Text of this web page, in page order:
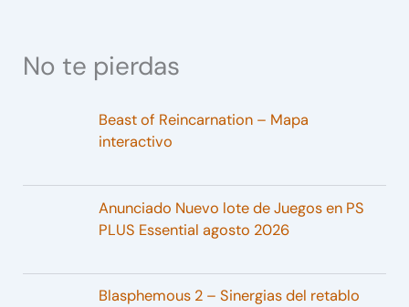
No te pierdas
Beast of Reincarnation – Mapa
interactivo
Anunciado Nuevo lote de Juegos en PS
PLUS Essential agosto 2026
Blasphemous 2 – Sinergias del retablo